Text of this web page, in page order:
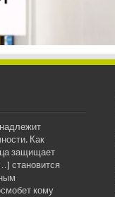
Как
защищает
становится
кому